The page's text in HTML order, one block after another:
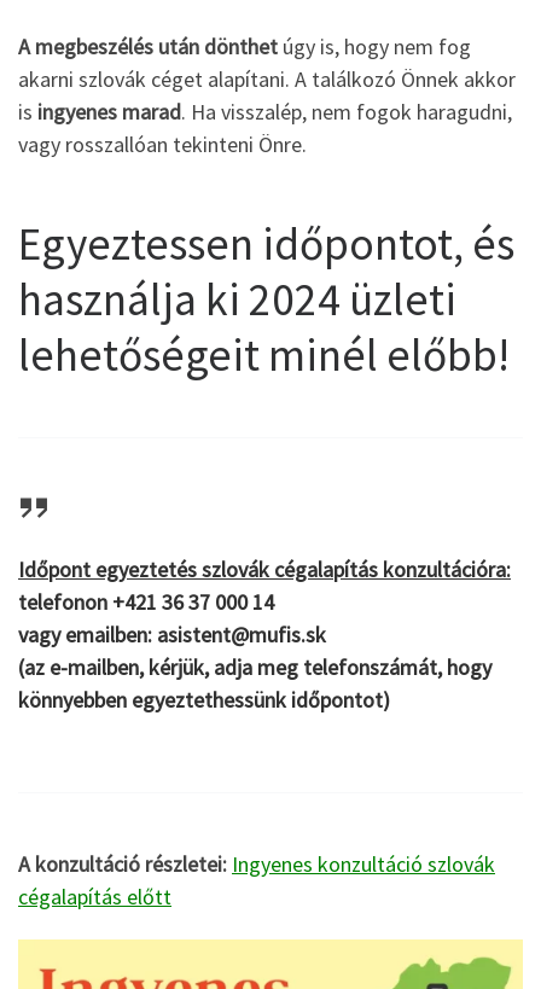
A megbeszélés után dönthet úgy is, hogy nem fog
akarni szlovák céget alapítani. A találkozó Önnek akkor
is ingyenes marad. Ha visszalép, nem fogok haragudni,
vagy rosszallóan tekinteni Önre.
Egyeztessen időpontot, és
használja ki 2024 üzleti
lehetőségeit minél előbb!
Időpont egyeztetés szlovák cégalapítás konzultációra:
telefonon +421 36 37 000 14
vagy emailben: asistent@mufis.sk
(az e-mailben, kérjük, adja meg telefonszámát, hogy
könnyebben egyeztethessünk időpontot)
A konzultáció részletei: Ingyenes konzultáció szlovák
cégalapítás előtt